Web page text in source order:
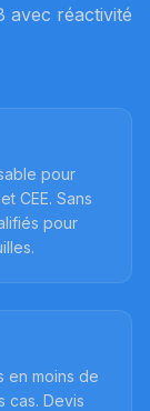
avec réactivité
pour
CEE. Sans
pour
en moins de
cas. Devis